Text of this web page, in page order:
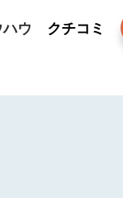
ウ クチコミ